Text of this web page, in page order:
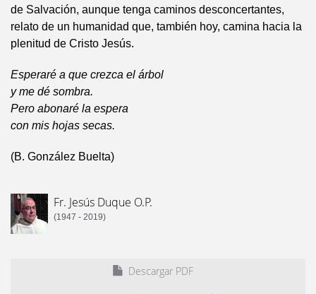
de Salvación, aunque tenga caminos desconcertantes,
relato de un humanidad que, también hoy, camina hacia la
plenitud de Cristo Jesús.
Esperaré a que crezca el árbol
y me dé sombra.
Pero abonaré la espera
con mis hojas secas.
(B. González Buelta)
Fr. Jesús Duque O.P.
(1947 - 2019)
Descargar PDF